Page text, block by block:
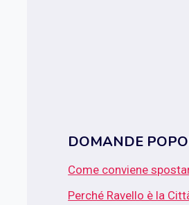
DOMANDE
Come conviene
Perché Ravello è la